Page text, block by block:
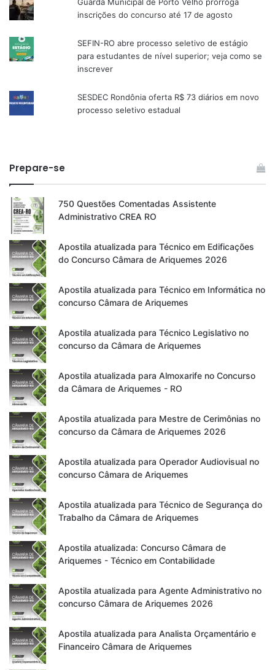
inscrições do concurso até 17 de agosto
SEFIN-RO abre processo seletivo de estágio
para estudantes de nível superior; veja como se
inscrever
SESDEC Rondônia oferta R$ 73 diários em novo
processo seletivo estadual
Prepare-se
750 Questões Comentadas Assistente
Administrativo CREA RO
Apostila atualizada para Técnico em Edificações
do Concurso Câmara de Ariquemes 2026
Apostila atualizada para Técnico em Informática no
concurso Câmara de Ariquemes
Apostila atualizada para Técnico Legislativo no
concurso da Câmara de Ariquemes
Apostila atualizada para Almoxarife no Concurso
da Câmara de Ariquemes - RO
Apostila atualizada para Mestre de Cerimônias no
concurso da Câmara de Ariquemes 2026
Apostila atualizada para Operador Audiovisual no
concurso Câmara de Ariquemes
Apostila atualizada para Técnico de Segurança do
Trabalho da Câmara de Ariquemes
Apostila atualizada: Concurso Câmara de
Ariquemes - Técnico em Contabilidade
Apostila atualizada para Agente Administrativo no
concurso Câmara de Ariquemes 2026
Apostila atualizada para Analista Orçamentário e
Financeiro Câmara de Ariquemes